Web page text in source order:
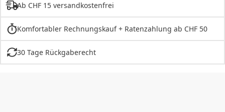
Ab CHF 15 versandkostenfrei
Komfortabler Rechnungskauf + Ratenzahlung ab CHF 50
30 Tage Rückgaberecht